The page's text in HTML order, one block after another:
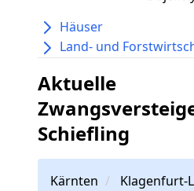
Häuser
Land- und
Aktuelle
Schiefling
Kärnten Klagenfurt-